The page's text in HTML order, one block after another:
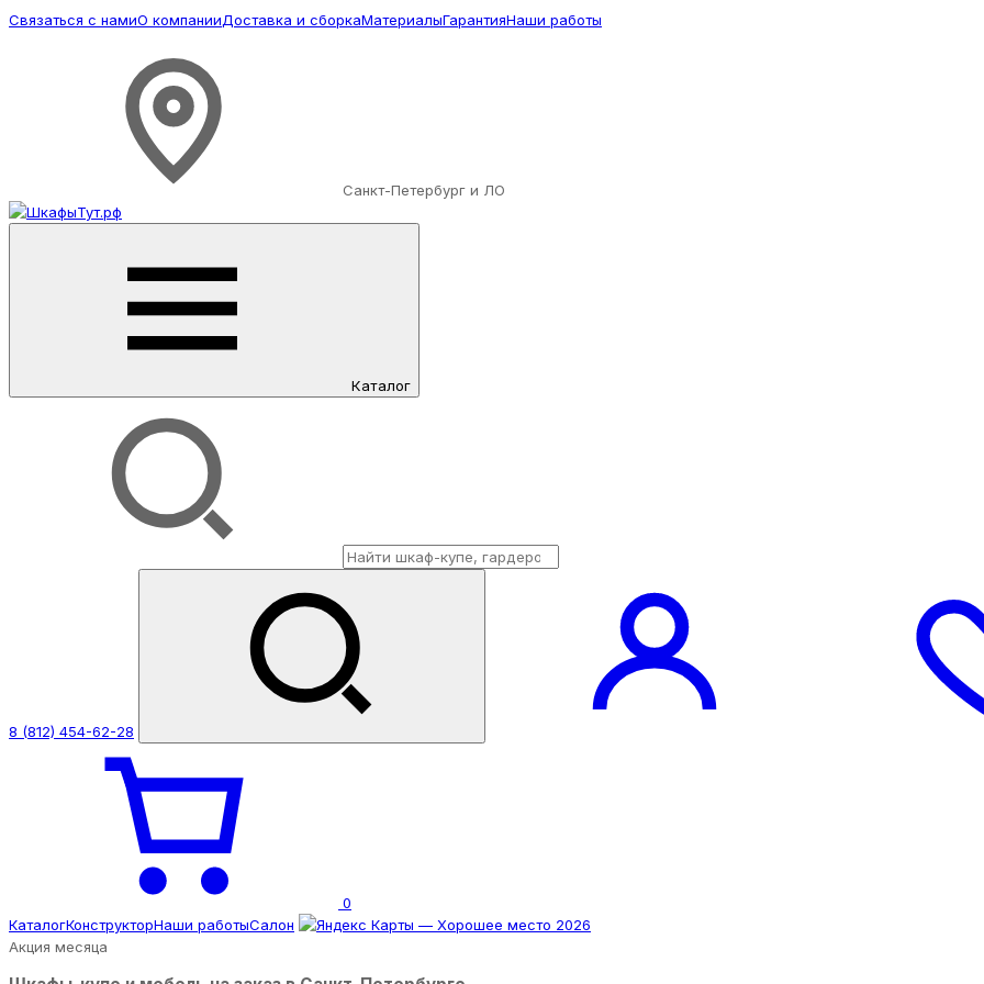
Связаться с намиО компанииДоставка и сборкаМатериалыГарантияНаши работы
Санкт-Петербург и ЛО
Каталог
8 (812) 454-62-28
0
КаталогКонструкторНаши работыСалон
Акция месяца